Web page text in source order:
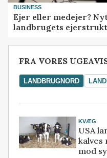
BUSINESS
Ejer eller medejer?
landbrugets
FRA VORES
LANDBRUGNORD
KVÆG
USA
kalves
mod